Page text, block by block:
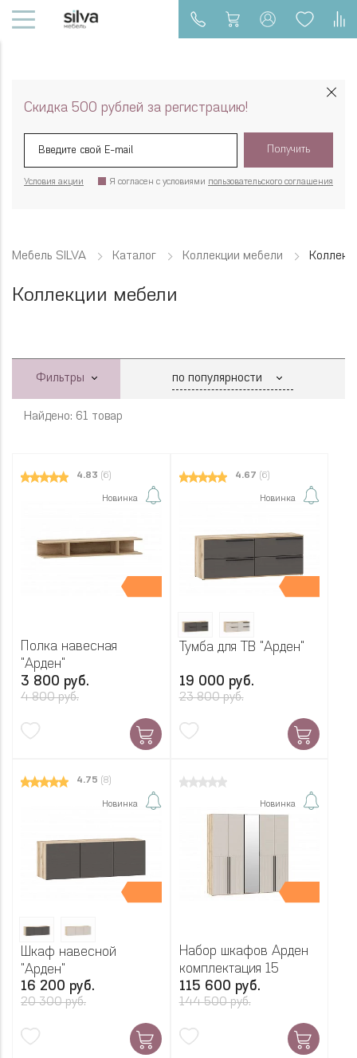
Скидка 500 рублей за регистрацию!
Получить
Я согласен с условиями пользовательского соглашения
Условия акции
Мебель SILVA Каталог Коллекции мебели
Коллекции мебели
Фильтры
Найдено: 61 товар
4.83 (6)
Новинка
Полка навесная
"Арден"
3 800 руб.
4 800 руб.
4.67 (6)
Новинка
Тумба для ТВ "Арден"
19 000 руб.
23 800 руб.
4.75 (8)
Новинка
Шкаф навесной
"Арден"
16 200 руб.
20 300 руб.
Новинка
Набор шкафов Арден
комплектация 15
115 600 руб.
144 500 руб.